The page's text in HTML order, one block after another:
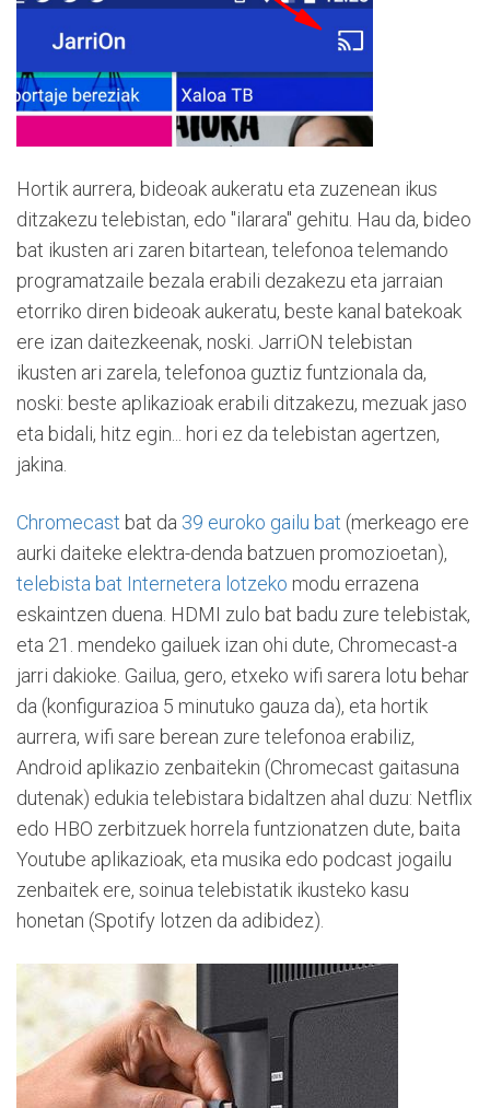
Hortik aurrera, bideoak aukeratu eta zuzenean ikus
ditzakezu telebistan, edo "ilarara" gehitu. Hau da, bideo
bat ikusten ari zaren bitartean, telefonoa telemando
programatzaile bezala erabili dezakezu eta jarraian
etorriko diren bideoak aukeratu, beste kanal batekoak
ere izan daitezkeenak, noski. JarriON telebistan
ikusten ari zarela, telefonoa guztiz funtzionala da,
noski: beste aplikazioak erabili ditzakezu, mezuak jaso
eta bidali, hitz egin... hori ez da telebistan agertzen,
jakina.
Chromecast bat da 39 euroko gailu bat (merkeago ere
aurki daiteke elektra-denda batzuen promozioetan),
telebista bat Internetera lotzeko modu errazena
eskaintzen duena. HDMI zulo bat badu zure telebistak,
eta 21. mendeko gailuek izan ohi dute, Chromecast-a
jarri dakioke. Gailua, gero, etxeko wifi sarera lotu behar
da (konfigurazioa 5 minutuko gauza da), eta hortik
aurrera, wifi sare berean zure telefonoa erabiliz,
Android aplikazio zenbaitekin (Chromecast gaitasuna
dutenak) edukia telebistara bidaltzen ahal duzu: Netflix
edo HBO zerbitzuek horrela funtzionatzen dute, baita
Youtube aplikazioak, eta musika edo podcast jogailu
zenbaitek ere, soinua telebistatik ikusteko kasu
honetan (Spotify lotzen da adibidez).